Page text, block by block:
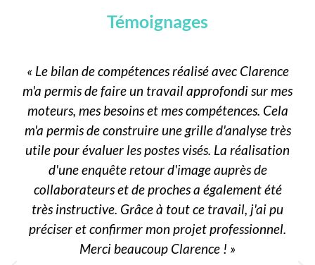
Témoignages
« Le bilan de compétences réalisé avec Clarence
m'a permis de faire un travail approfondi sur mes
moteurs, mes besoins et mes compétences. Cela
m'a permis de construire une grille d'analyse très
utile pour évaluer les postes visés. La réalisation
d'une enquête retour d'image auprès de
collaborateurs et de proches a également été
très instructive. Grâce à tout ce travail, j'ai pu
préciser et confirmer mon projet professionnel.
Merci beaucoup Clarence ! »